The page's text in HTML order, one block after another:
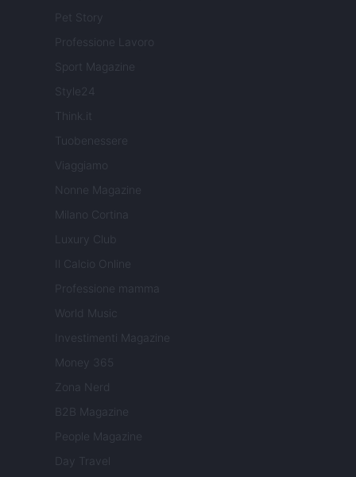
Pet Story
Professione Lavoro
Sport Magazine
Style24
Think.it
Tuobenessere
Viaggiamo
Nonne Magazine
Milano Cortina
Luxury Club
Il Calcio Online
Professione mamma
World Music
Investimenti Magazine
Money 365
Zona Nerd
B2B Magazine
People Magazine
Day Travel